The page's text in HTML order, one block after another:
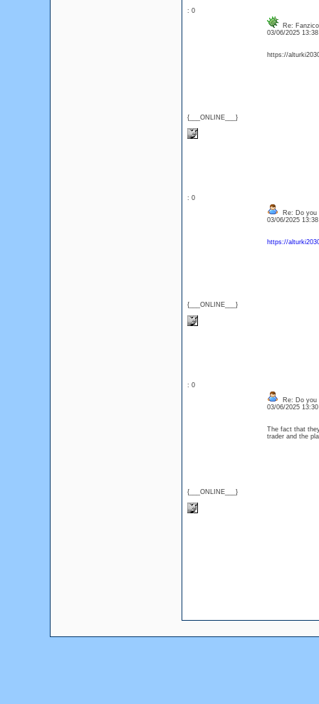
: 0
{___ONLINE___}
Re: Fanzico
03/06/2025
https://
: 0
{___ONLINE___}
Re: Do you
03/06/2025
https://
: 0
{___ONLINE___}
Re: Do you
03/06/2025
The fact that
trader and the